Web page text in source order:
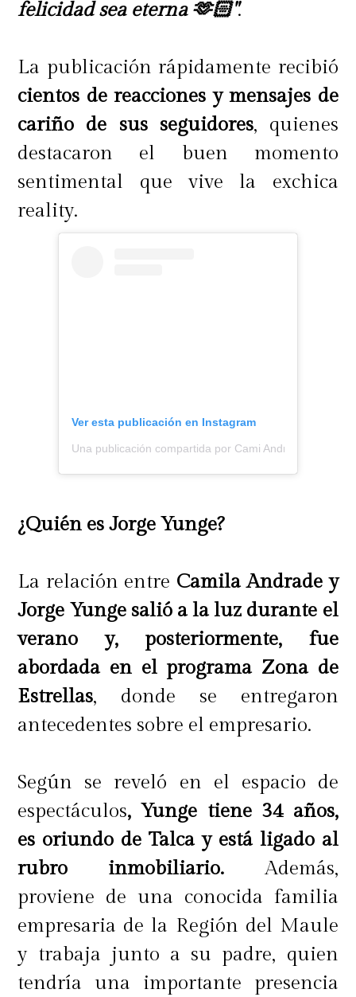
felicidad sea eterna 🫶🏻".
La publicación rápidamente recibió
cientos de reacciones y mensajes de
cariño de sus seguidores, quienes
destacaron el buen momento
sentimental que vive la exchica
reality.
Ver esta publicación en Instagram
Una publicación compartida por Cami Andrade
¿Quién es Jorge Yunge?
La relación entre Camila Andrade y
Jorge Yunge salió a la luz durante el
verano y, posteriormente, fue
abordada en el programa Zona de
Estrellas, donde se entregaron
antecedentes sobre el empresario.
Según se reveló en el espacio de
espectáculos, Yunge tiene 34 años,
es oriundo de Talca y está ligado al
rubro inmobiliario. Además,
proviene de una conocida familia
empresaria de la Región del Maule
y trabaja junto a su padre, quien
tendría una importante presencia